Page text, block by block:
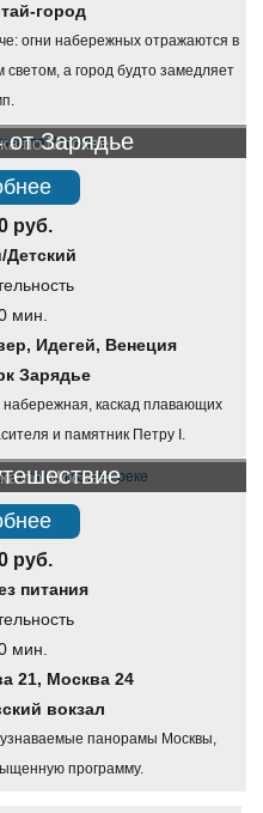
город
огни набережных отражаются в
а город будто замедляет
по Москве
Зарядье
руб.
мин.
Идегей, Венеция
Зарядье
каскад плавающих
и памятник Петру I.
по Москве
руб.
питания
мин.
21, Москва 24
вокзал
панорамы Москвы,
программу.